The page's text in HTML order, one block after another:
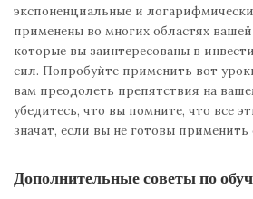
экспоненциальные и
применены во многих областях
которые вы заинтересованы в
сил. Попробуйте применить вот
вам преодолеть препятствия на
убедитесь, что вы помните, что все
значат, если вы не готовы применить
Дополнительные советы по